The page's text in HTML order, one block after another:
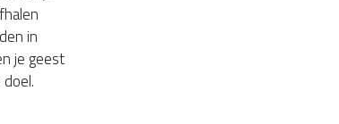
in
je geest